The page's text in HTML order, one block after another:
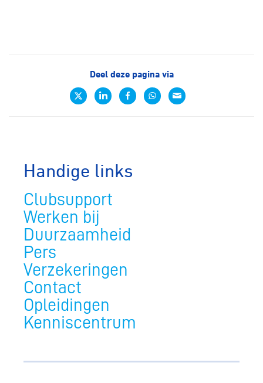
Deel deze pagina via
Handige links
Clubsupport
Werken bij
Duurzaamheid
Pers
Verzekeringen
Contact
Opleidingen
Kenniscentrum